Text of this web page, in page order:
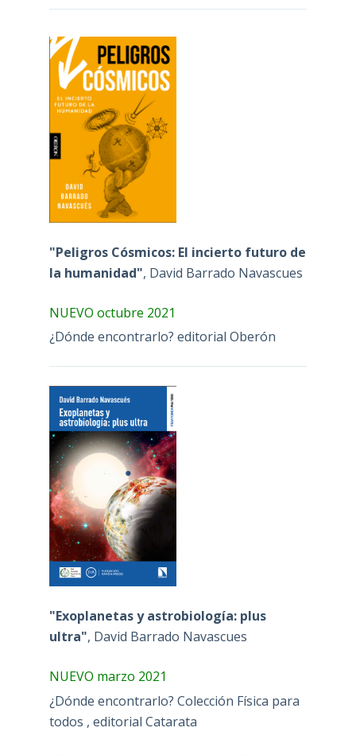
"Peligros Cósmicos: El incierto futuro de
la humanidad", David Barrado Navascues
NUEVO octubre 2021
¿Dónde encontrarlo? editorial Oberón
"Exoplanetas y astrobiología: plus
ultra", David Barrado Navascues
NUEVO marzo 2021
¿Dónde encontrarlo? Colección Física para
todos , editorial Catarata